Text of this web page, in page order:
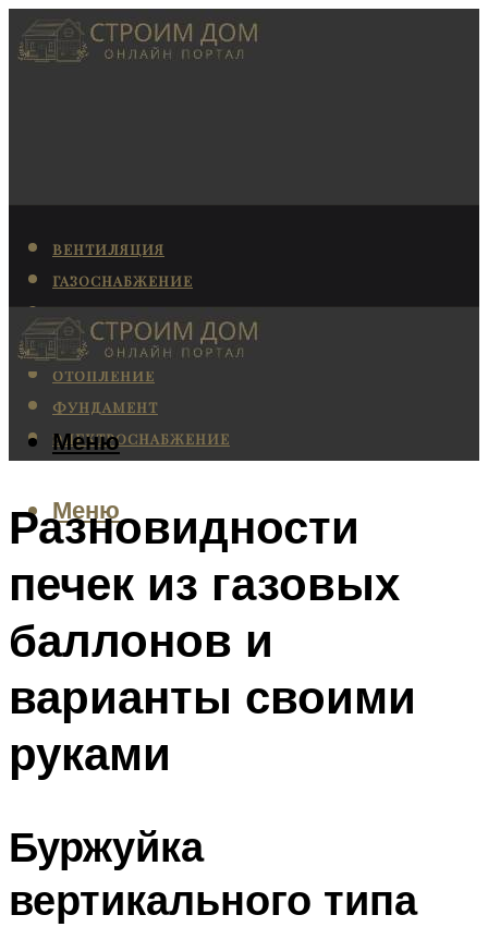
ВЕНТИЛЯЦИЯ
ГАЗОСНАБЖЕНИЕ
КАНАЛИЗАЦИЯ
КОНДИЦИОНИРОВАНИЕ
ОТОПЛЕНИЕ
ФУНДАМЕНТ
ЭЛЕКТРОСНАБЖЕНИЕ
Меню
Меню
Разновидности
печек из газовых
баллонов и
варианты своими
руками
Буржуйка
вертикального типа